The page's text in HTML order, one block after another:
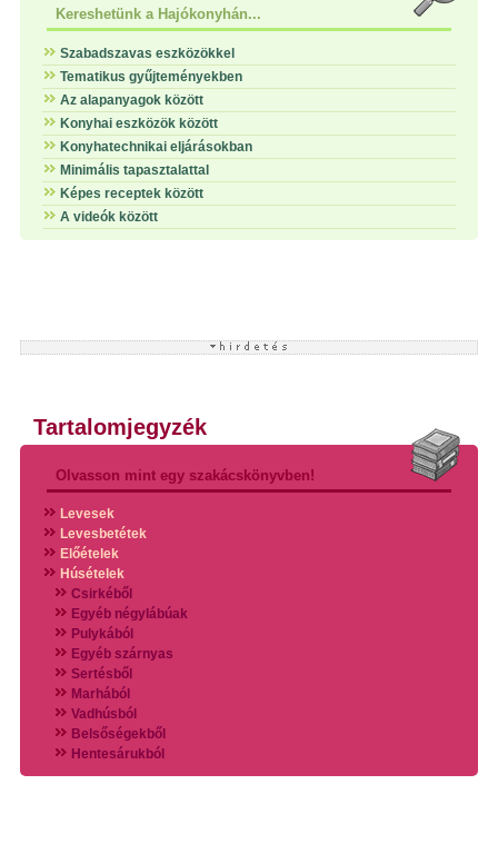
Kereshetünk a Hajókonyhán...
Szabadszavas eszközökkel
Tematikus gyűjteményekben
Az alapanyagok között
Konyhai eszközök között
Konyhatechnikai eljárásokban
Minimális tapasztalattal
Képes receptek között
A videók között
Tartalomjegyzék
Olvasson mint egy szakácskönyvben!
Levesek
Levesbetétek
Előételek
Húsételek
Csirkéből
Egyéb négylábúak
Pulykából
Egyéb szárnyas
Sertésből
Marhából
Vadhúsból
Belsőségekből
Hentesárukból
Vadszárnyasokból